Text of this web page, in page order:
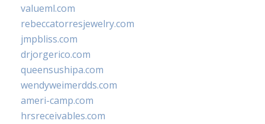
valueml.com
rebeccatorresjewelry.com
jmpbliss.com
drjorgerico.com
queensushipa.com
wendyweimerdds.com
ameri-camp.com
hrsreceivables.com